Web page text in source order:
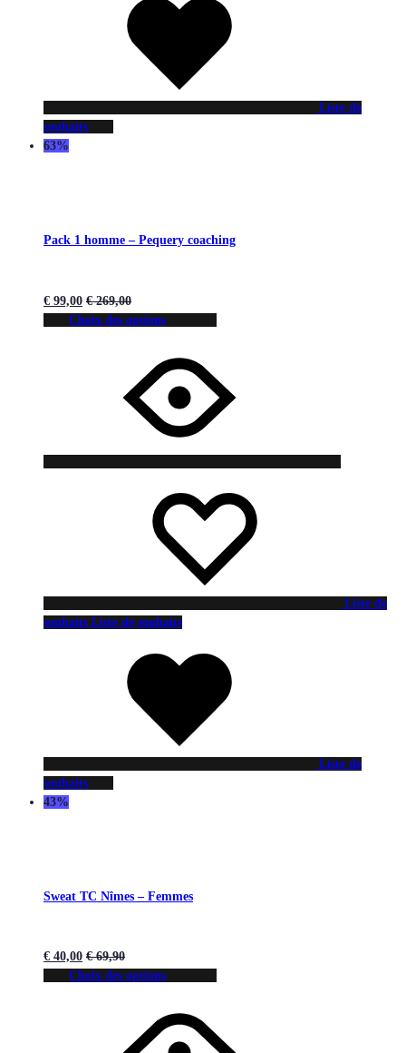
Liste de
souhaits
63%
Pack 1 homme – Pequery coaching
€ 99,00 €269,00
Choix des options
Liste de
souhaits Liste de souhaits
Liste de
souhaits
43%
Sweat TC Nîmes – Femmes
€ 40,00 €69,90
Choix des options